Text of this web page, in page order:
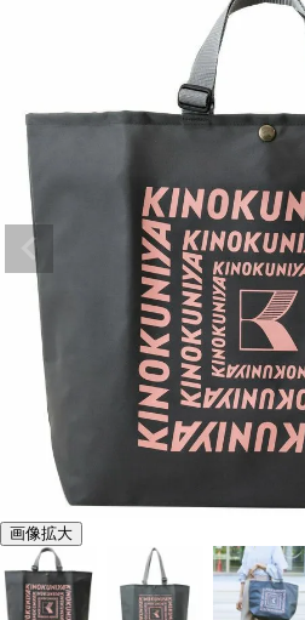
画像拡大